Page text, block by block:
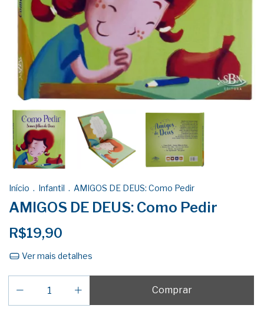
Início . Infantil . AMIGOS DE DEUS: Como Pedir
AMIGOS DE DEUS: Como Pedir
R$19,90
Ver mais detalhes